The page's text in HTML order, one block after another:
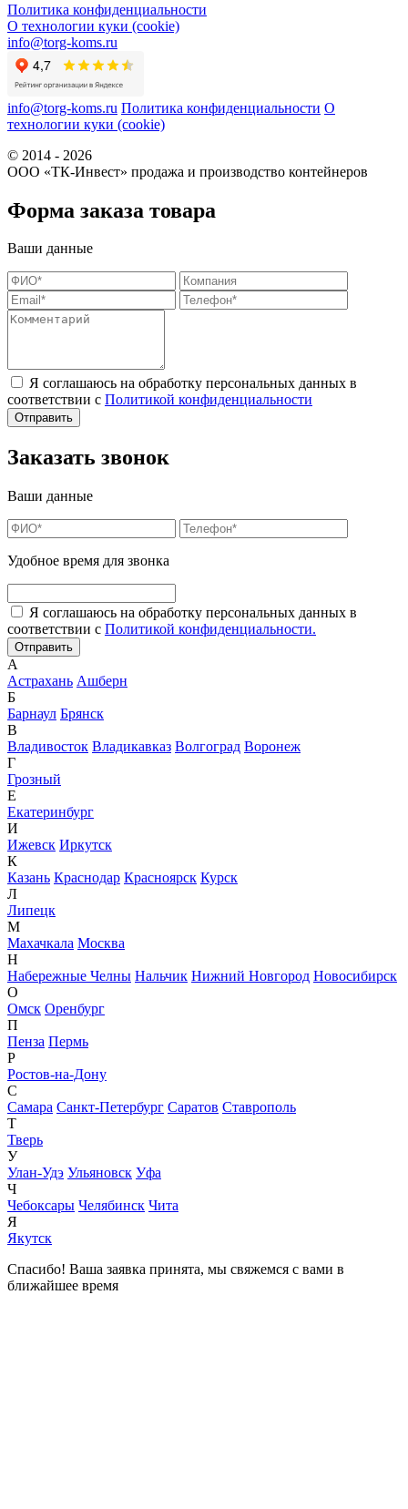
Политика конфиденциальности
О технологии куки (cookie)
info@torg-koms.ru
info@torg-koms.ru Политика конфиденциальности О
технологии куки (cookie)
© 2014 - 2026
ООО «ТК-Инвест» продажа и производство контейнеров
Форма заказа товара
Ваши данные
Я соглашаюсь на обработку персональных данных в
соответствии с Политикой конфиденциальности
Заказать звонок
Ваши данные
Удобное время для звонка
Я соглашаюсь на обработку персональных данных в
соответствии с Политикой конфиденциальности.
А
Астрахань Ашберн
Б
Барнаул Брянск
В
Владивосток Владикавказ Волгоград Воронеж
Г
Грозный
Е
Екатеринбург
И
Ижевск Иркутск
К
Казань Краснодар Красноярск Курск
Л
Липецк
М
Махачкала Москва
Н
Набережные Челны Нальчик Нижний Новгород Новосибирск
О
Омск Оренбург
П
Пенза Пермь
Р
Ростов-на-Дону
С
Самара Санкт-Петербург Саратов Ставрополь
Т
Тверь
У
Улан-Удэ Ульяновск Уфа
Ч
Чебоксары Челябинск Чита
Я
Якутск
Спасибо! Ваша заявка принята, мы свяжемся с вами в
ближайшее время